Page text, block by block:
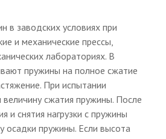
в заводских условиях при
и механические прессы,
лабораториях. В
пружины на полное сжатие
При испытании
сжатия пружины. После
и снятия нагрузки с пружины
осадки пружины. Если высота